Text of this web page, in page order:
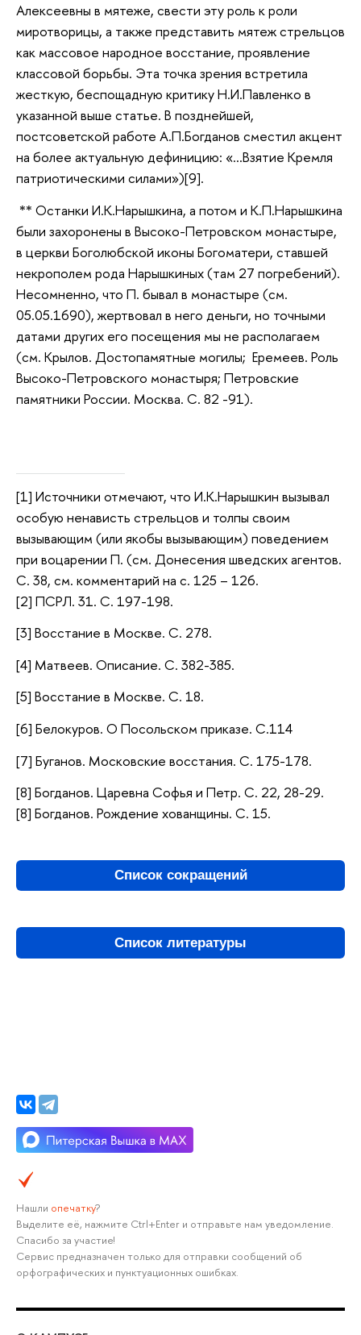
Алексеевны в мятеже, свести эту роль к роли
миротворицы, а также представить мятеж стрельцов
как массовое народное восстание, проявление
классовой борьбы. Эта точка зрения встретила
жесткую, беспощадную критику Н.И.Павленко в
указанной выше статье. В позднейшей,
постсоветской работе А.П.Богданов сместил акцент
на более актуальную дефиницию: «…Взятие Кремля
патриотическими силами»)[9].
** Останки И.К.Нарышкина, а потом и К.П.Нарышкина
были захоронены в Высоко-Петровском монастыре,
в церкви Боголюбской иконы Богоматери, ставшей
некрополем рода Нарышкиных (там 27 погребений).
Несомненно, что П. бывал в монастыре (см.
05.05.1690), жертвовал в него деньги, но точными
датами других его посещения мы не располагаем
(см. Крылов. Достопамятные могилы; Еремеев. Роль
Высоко-Петровского монастыря; Петровские
памятники России. Москва. С. 82 -91).
[1] Источники отмечают, что И.К.Нарышкин вызывал
особую ненависть стрельцов и толпы своим
вызывающим (или якобы вызывающим) поведением
при воцарении П. (см. Донесения шведских агентов.
С. 38, см. комментарий на с. 125 – 126.
[2] ПСРЛ. 31. С. 197-198.
[3] Восстание в Москве. С. 278.
[4] Матвеев. Описание. С. 382-385.
[5] Восстание в Москве. С. 18.
[6] Белокуров. О Посольском приказе. С.114
[7] Буганов. Московские восстания. С. 175-178.
[8] Богданов. Царевна Софья и Петр. С. 22, 28-29.
[8] Богданов. Рождение хованщины. С. 15.
Список сокращений
Список литературы
Нашли опечатку?
Выделите её, нажмите Ctrl+Enter и отправьте нам уведомление.
Спасибо за участие!
Сервис предназначен только для отправки сообщений об
орфографических и пунктуационных ошибках.